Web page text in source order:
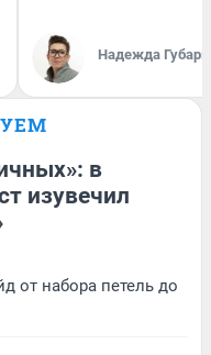
Надежда Губарь
в
изувечил
от набора петель до